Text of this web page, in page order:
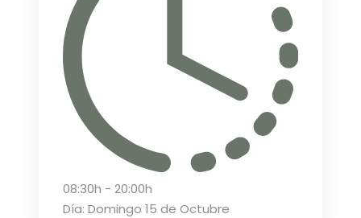
08:30h - 20:00h
Día: Domingo 15 de Octubre